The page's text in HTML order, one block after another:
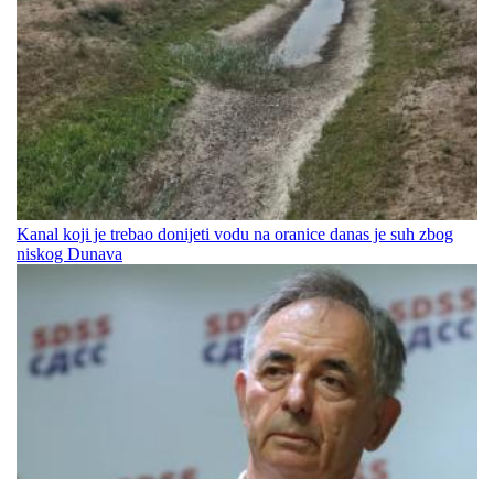
Kanal koji je trebao donijeti vodu na oranice danas je suh zbog
niskog Dunava